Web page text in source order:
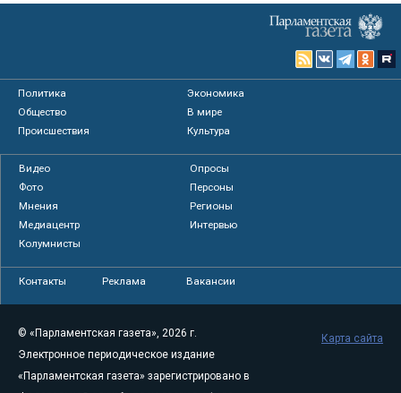
Политика
Экономика
Общество
В мире
Происшествия
Культура
Видео
Опросы
Фото
Персоны
Мнения
Регионы
Медиацентр
Интервью
Колумнисты
Контакты Реклама Вакансии
© «Парламентская газета», 2026 г.
Электронное периодическое издание
«Парламентская газета» зарегистрировано в
Карта сайта